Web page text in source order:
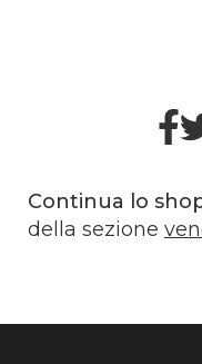
Continua lo
della sezione